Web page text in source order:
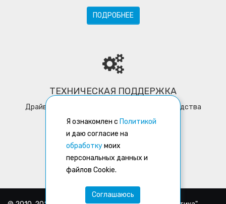
ПОДРОБНЕЕ
ТЕХНИЧЕСКАЯ ПОДДЕРЖКА
Драйверы, программное обеспечение, руководства
пользователей, утилиты
Я ознакомлен с Политикой
и даю согласие на
обработкумоих
персональных данных и
файлов Cookie.
Соглашаюсь